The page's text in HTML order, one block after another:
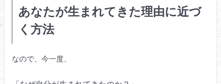
あなたが生まれてきた理由に近づ
く方法
なので、今一度、